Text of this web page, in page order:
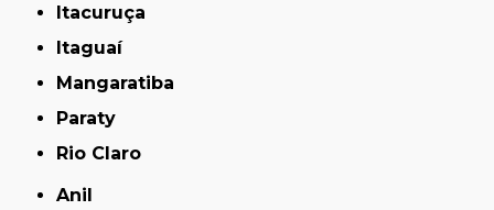
Itacuruça
Itaguaí
Mangaratiba
Paraty
Rio Claro
Anil